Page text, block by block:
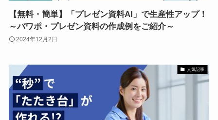
【無料・簡単】「プレゼン資料AI」で生産性アップ！
～パワポ・プレゼン資料の作成例をご紹介～
2024年12月2日
人気記事